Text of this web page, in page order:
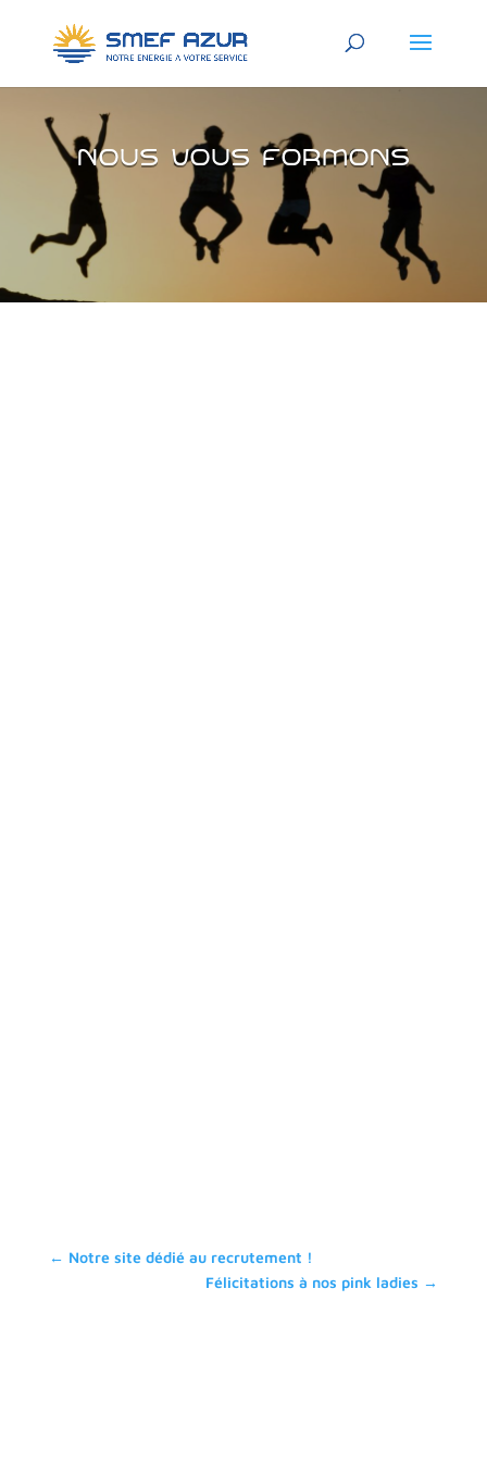
Nous vous formons
← Notre site dédié au recrutement !
Félicitations à nos pink ladies →